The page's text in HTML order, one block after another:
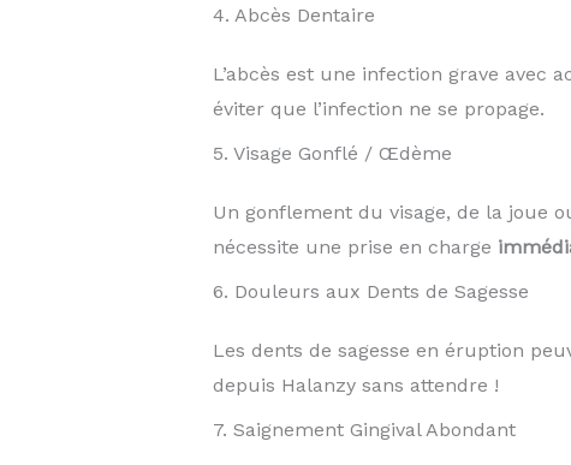
4. Abcès Dentaire
L’abcès est une infection grave avec
éviter que l’infection ne se propage.
5. Visage Gonflé / Œdème
Un gonflement du visage, de la joue
nécessite une prise en charge
6. Douleurs aux Dents de Sagesse
Les dents de sagesse en éruption
depuis Halanzy sans attendre !
7. Saignement Gingival Abondant